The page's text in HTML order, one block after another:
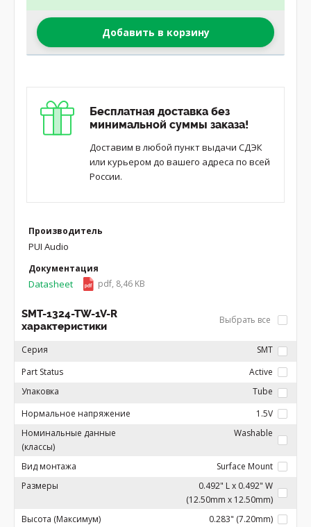
Добавить в корзину
Бесплатная доставка без
минимальной суммы заказа!
Доставим в любой пункт выдачи СДЭК
или курьером до вашего адреса по всей
России.
Производитель
PUI Audio
Документация
Datasheet pdf, 8,46 KB
SMT-1324-TW-1V-R
характеристики
Выбрать все
Серия
SMT
Part Status
Active
Упаковка
Tube
Нормальное напряжение
1.5V
Номинальные данные
(классы)
Washable
Вид монтажа
Surface Mount
Размеры
0.492" L x 0.492" W
(12.50mm x 12.50mm)
Высота (Максимум)
0.283" (7.20mm)